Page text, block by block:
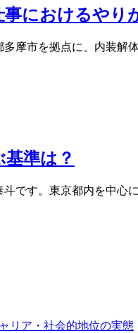
におけるやり
摩市を拠点に、内装
準は？
です。東京都内を中
リア・社会的地位の実態